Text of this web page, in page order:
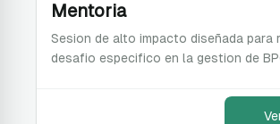
Mentoria
Sesion de alto impacto diseñada para
desafio especifico en la gestion de